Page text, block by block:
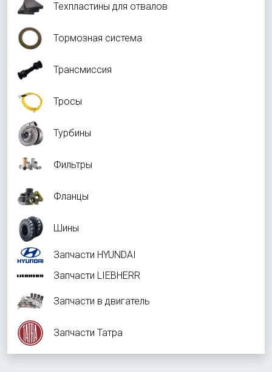
Техпластины для отвалов
Тормозная система
Трансмиссия
Тросы
Турбины
Фильтры
Фланцы
Шины
Запчасти HYUNDAI
Запчасти LIEBHERR
Запчасти в двигатель
Запчасти Татра